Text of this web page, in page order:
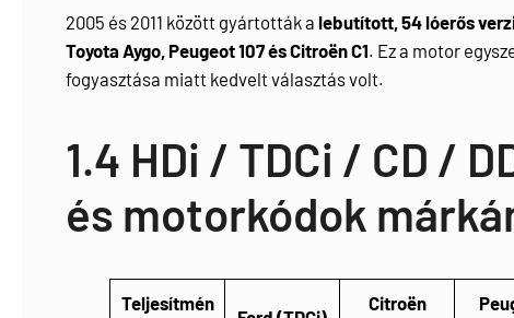
2005 és 2011 között gyártották a lebutított, 54 lóerős
Toyota Aygo, Peugeot 107 és Citroën C1. Ez a motor
fogyasztása miatt kedvelt választás volt.
1.4 HDi / TDCi / CD /
és motorkódok
Teljesítmén
Citroën